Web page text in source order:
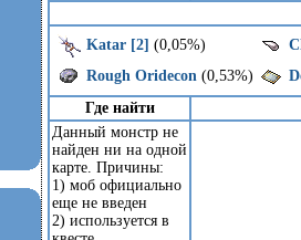
Katar [2] (0,05%)
Rough Oridecon (0,53%)
Где найти
Данный монстр не
найден ни на одной
карте. Причины:
1) моб официально
еще не введен
2) используется в